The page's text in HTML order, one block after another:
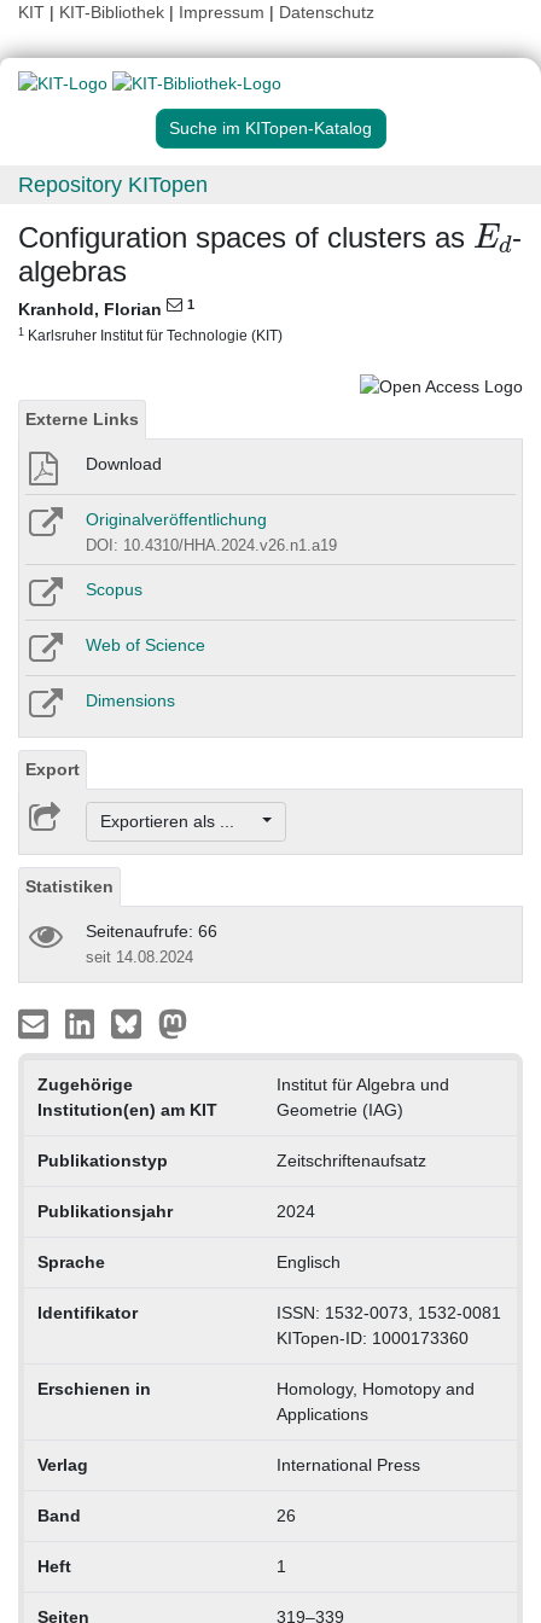
KIT | KIT-Bibliothek | Impressum | Datenschutz
Suche im KITopen-Katalog
Repository KITopen
Configuration spaces of clusters as
Ed
-
algebras
Kranhold, Florian 1
1 Karlsruher Institut für Technologie (KIT)
Externe Links
Download
Originalveröffentlichung
DOI: 10.4310/HHA.2024.v26.n1.a19
Scopus
Web of Science
Dimensions
Export
Exportieren als ...
Statistiken
Seitenaufrufe: 66
seit 14.08.2024
Zugehörige
Institution(en) am KIT
Institut für Algebra und
Geometrie (IAG)
Publikationstyp Zeitschriftenaufsatz
Publikationsjahr 2024
Sprache Englisch
Identifikator
ISSN: 1532-0073, 1532-0081
KITopen-ID: 1000173360
Erschienen in
Homology, Homotopy and
Applications
Verlag International Press
Band 26
Heft 1
Seiten 319–339